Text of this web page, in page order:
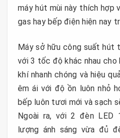
máy hút mùi này thích hợp
gas hay bếp điện hiện nay
Máy sở hữu công suất hút
với 3 tốc độ khác nhau cho
khí nhanh chóng và hiệu
êm ái với độ ồn luôn nhỏ
bếp luôn tươi mới và sạch
Ngoài ra, với 2 đèn LED
lượng ánh sáng vừa đủ